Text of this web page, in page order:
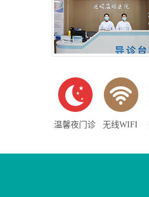
温馨夜门诊 无线WIFI